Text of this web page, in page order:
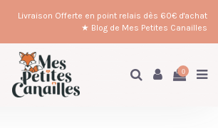
Livraison Offerte en point relais dès 60€ d'achat
★ Blog de Mes Petites Canailles
0